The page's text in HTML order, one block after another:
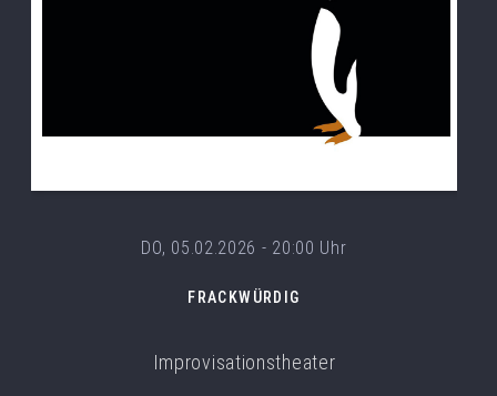
DO, 05.02.2026 - 20:00 Uhr
FRACKWÜRDIG
Improvisationstheater